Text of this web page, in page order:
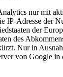
nur mit
IP-Adresse der
der
des
Nur in
von Google